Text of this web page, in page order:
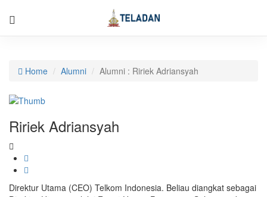
Home Alumni Alumni : Ririek Adriansyah
Ririek Adriansyah
Direktur Utama (CEO) Telkom Indonesia. Beliau diangkat sebagai